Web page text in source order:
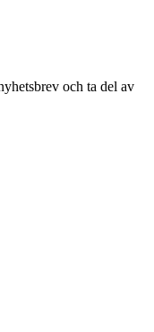
och ta del av